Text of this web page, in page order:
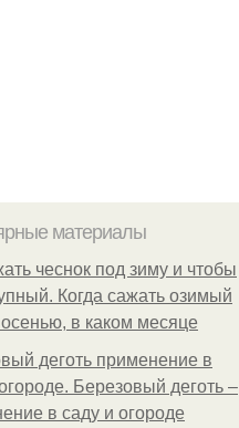
материалы
чеснок под зиму и чтобы
Когда сажать озимый
осенью, в каком месяце
деготь применение в
Березовый деготь –
в саду и огороде